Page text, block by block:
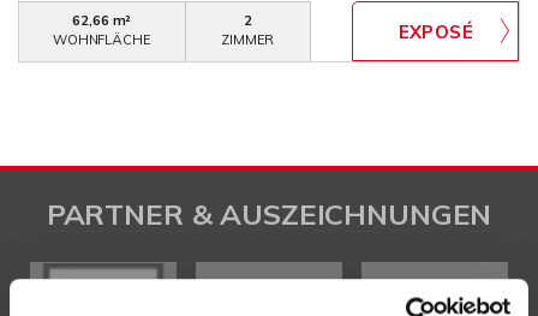
62,66 m²
WOHNFLÄCHE
2
ZIMMER
PARTNER & AUSZEICHNUNGEN